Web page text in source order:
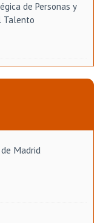
de Personas y
Talento
Madrid